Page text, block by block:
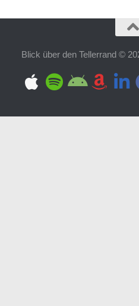
Blick über den Tellerrand ©